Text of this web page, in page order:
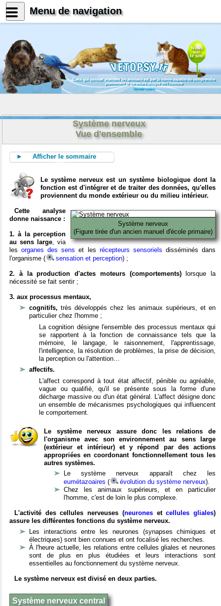
News
sur
le site
Celui qui connait vraiment les animaux est par là même capable de comprendre
pleinement le caractère unique de l'homme
Konrad Lorenz
Système nerveux
Vue d'ensemble
► Afficher le sommaire
Le système nerveux est un système biologique dont la
fonction est d'intégrer et de traiter des données, qu'elles
proviennent du monde extérieur ou du milieu intérieur.
Système nerveux
(Figure tirée d'un ancien manuel d'école primaire)
Cette analyse
donne naissance :
1. à la perception
au sens large, via
lesorganes des sens et les récepteurs sensoriels disséminés dans
l'organisme (
sensation et perception) ;
2. à la production d'actes moteurs (comportements)lorsque la
nécessité se fait sentir ;
3. aux processus mentaux,
cognitifs,très développés chez les animaux supérieurs, et en
particulier chez l'homme ;
La cognition désigne l'ensemble des processus mentaux qui
se rapportent à la fonction de connaissance tels que la
mémoire, le langage, le raisonnement, l'apprentissage,
l'intelligence, la résolution de problèmes, la prise de décision,
la perception ou l'attention…
affectifs.
L'affect correspond à tout état affectif, pénible ou agréable,
vague ou qualifié, qu'il se présente sous la forme d'une
décharge massive ou d'un état général. L'affect désigne donc
un ensemble de mécanismes psychologiques qui influencent
le comportement.
Le système nerveux assure donc les relations de
l'organisme avec son environnement au sens large
(extérieur et intérieur) et y répond par des actions
appropriées en coordonant fonctionnellement tous les
autres systèmes.
Le système nerveux apparaît chez les
eumétazoaires ( évolution du système nerveux).
Chez les animaux supérieurs, et en particulier
l'homme, c'est de loin le plus complexe.
L'activité des cellules nerveuses (neuronesetcellules gliales)
assure les différentes fonctions du système nerveux.
Les interactions entre les neurones (synapses chimiques et
électriques) sont bien connues et ont focalisé les recherches.
À l'heure actuelle, les relations entre cellules gliales et neurones
sont de plus en plus étudiées et leurs interactions sont
essentielles au fonctionnement du système nerveux.
Le système nerveux est divisé en deux parties.
Système nerveux central
Menu de navigation